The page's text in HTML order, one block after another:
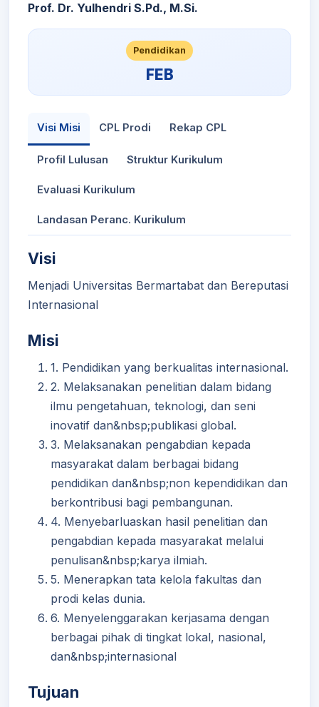
Prof. Dr. Yulhendri S.Pd., M.Si.
Pendidikan
FEB
Visi Misi CPL Prodi Rekap CPL
Profil Lulusan Struktur Kurikulum
Evaluasi Kurikulum
Landasan Peranc. Kurikulum
Visi
Menjadi Universitas Bermartabat dan Bereputasi
Internasional
Misi
1. Pendidikan yang berkualitas internasional.
2. Melaksanakan penelitian dalam bidang
ilmu pengetahuan, teknologi, dan seni
inovatif dan&nbsp;publikasi global.
3. Melaksanakan pengabdian kepada
masyarakat dalam berbagai bidang
pendidikan dan&nbsp;non kependidikan dan
berkontribusi bagi pembangunan.
4. Menyebarluaskan hasil penelitian dan
pengabdian kepada masyarakat melalui
penulisan&nbsp;karya ilmiah.
5. Menerapkan tata kelola fakultas dan
prodi kelas dunia.
6. Menyelenggarakan kerjasama dengan
berbagai pihak di tingkat lokal, nasional,
dan&nbsp;internasional
Tujuan